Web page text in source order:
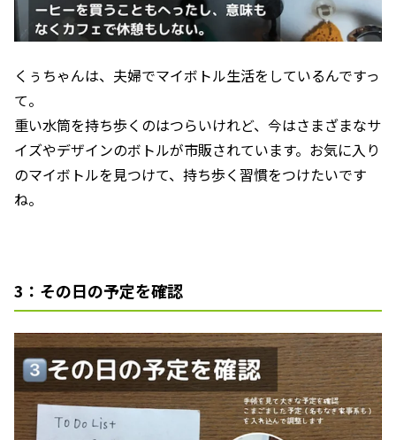
くぅちゃんは、夫婦でマイボトル生活をしているんですっ
て。
重い水筒を持ち歩くのはつらいけれど、今はさまざまなサ
イズやデザインのボトルが市販されています。お気に入り
のマイボトルを見つけて、持ち歩く習慣をつけたいです
ね。
3：その日の予定を確認